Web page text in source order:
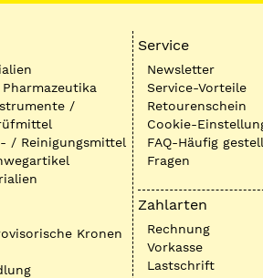
/
/ Reinigungsmittel
Kronen
Service
Newsletter
Service-Vorteile
Retourenschein
Cookie-
FAQ-Häufig
Fragen
Zahlarten
Rechnung
Vorkasse
Lastschrift